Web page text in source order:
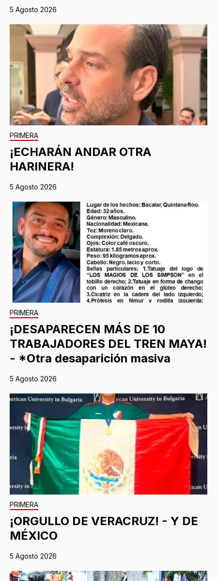
5 Agosto 2026
PRIMERA
¡ECHARÁN ANDAR OTRA
HARINERA!
5 Agosto 2026
PRIMERA
¡DESAPARECEN MÁS DE 10
TRABAJADORES DEL TREN MAYA!
- *Otra desaparición masiva
5 Agosto 2026
PRIMERA
¡ORGULLO DE VERACRUZ! - Y DE
MÉXICO
5 Agosto 2026